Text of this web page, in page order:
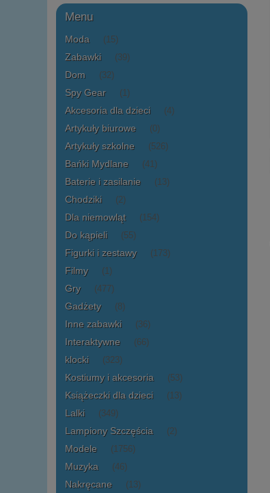
Menu
Moda (15)
Zabawki (39)
Dom (32)
Spy Gear (1)
Akcesoria dla dzieci (4)
Artykuły biurowe (0)
Artykuły szkolne (526)
Bańki Mydlane (41)
Baterie i zasilanie (13)
Chodziki (2)
Dla niemowląt (154)
Do kąpieli (55)
Figurki i zestawy (173)
Filmy (1)
Gry (477)
Gadżety (8)
Inne zabawki (36)
Interaktywne (66)
klocki (323)
Kostiumy i akcesoria (53)
Książeczki dla dzieci (13)
Lalki (349)
Lampiony Szczęścia (2)
Modele (1756)
Muzyka (46)
Nakręcane (13)